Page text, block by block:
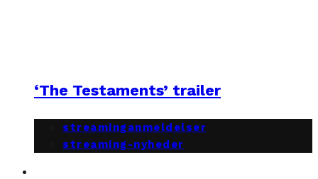
‘The Testaments’ trailer
streaminganmeldelser
streaming-nyheder